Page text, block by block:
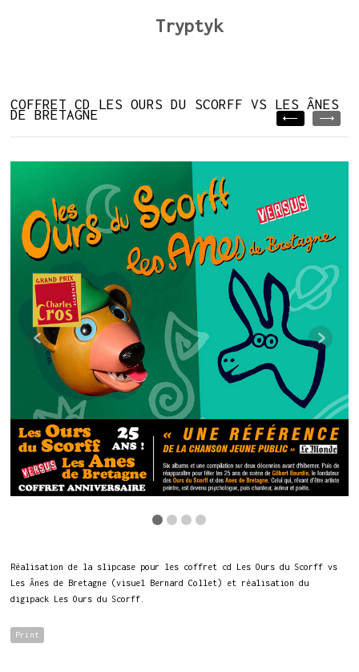
Tryptyk
COFFRET CD LES OURS DU SCORFF VS LES ÂNES
DE BRETAGNE
Réalisation de la slipcase pour les coffret cd Les Ours du Scorff vs
Les Ânes de Bretagne (visuel Bernard Collet) et réalisation du
digipack Les Ours du Scorff.
Print